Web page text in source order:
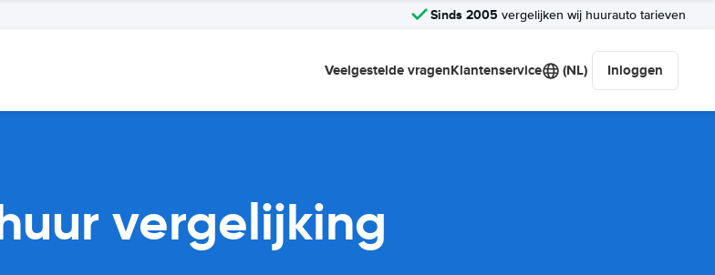
Sinds 2005 vergelijken wij huurauto tarieven
Veelgestelde vragenKlantenservice (NL) Inloggen
vergelijking